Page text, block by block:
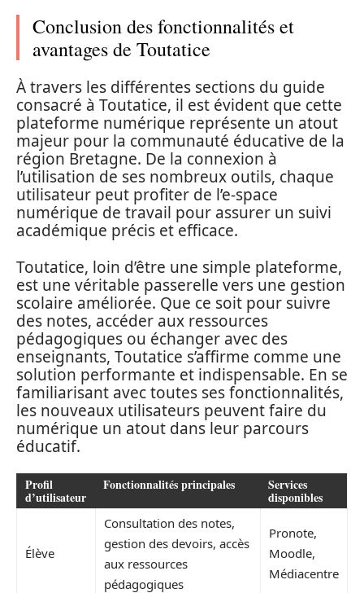
Conclusion des fonctionnalités et
avantages de Toutatice
À travers les différentes sections du guide
consacré à Toutatice, il est évident que cette
plateforme numérique représente un atout
majeur pour la communauté éducative de la
région Bretagne. De la connexion à
l’utilisation de ses nombreux outils, chaque
utilisateur peut profiter de l’e-space
numérique de travail pour assurer un suivi
académique précis et efficace.
Toutatice, loin d’être une simple plateforme,
est une véritable passerelle vers une gestion
scolaire améliorée. Que ce soit pour suivre
des notes, accéder aux ressources
pédagogiques ou échanger avec des
enseignants, Toutatice s’affirme comme une
solution performante et indispensable. En se
familiarisant avec toutes ses fonctionnalités,
les nouveaux utilisateurs peuvent faire du
numérique un atout dans leur parcours
éducatif.
Profil
d’utilisateur
Fonctionnalités principales Services
disponibles
Élève
Consultation des notes,
gestion des devoirs, accès
aux ressources
pédagogiques
Pronote,
Moodle,
Médiacentre